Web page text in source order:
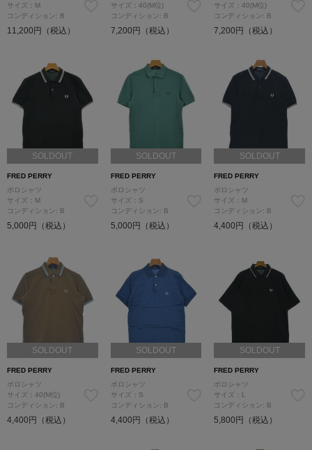
サイズ：M
コンディション: B
11,200円（税込）
サイズ：40(M位)
コンディション: B
7,200円（税込）
サイズ：40(M位)
コンディション: B
7,200円（税込）
SOLDOUT
FRED PERRY
ポロシャツ
サイズ：M
コンディション: B
5,000円（税込）
SOLDOUT
FRED PERRY
ポロシャツ
サイズ：S
コンディション: B
5,000円（税込）
SOLDOUT
FRED PERRY
ポロシャツ
サイズ：M
コンディション: B
4,400円（税込）
SOLDOUT
FRED PERRY
ポロシャツ
サイズ：40(M位)
コンディション: B
4,400円（税込）
SOLDOUT
FRED PERRY
ポロシャツ
サイズ：S
コンディション: B
4,400円（税込）
SOLDOUT
FRED PERRY
ポロシャツ
サイズ：L
コンディション: B
5,800円（税込）